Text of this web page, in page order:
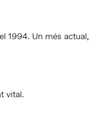
1994. Un més actual,
vital.